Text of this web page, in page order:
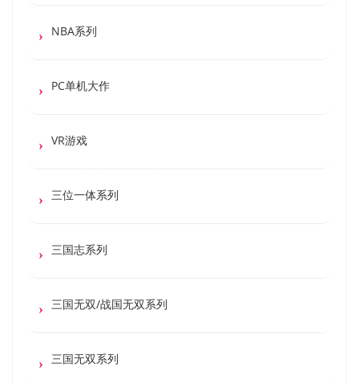
NBA系列
PC单机大作
VR游戏
三位一体系列
三国志系列
三国无双/战国无双系列
三国无双系列